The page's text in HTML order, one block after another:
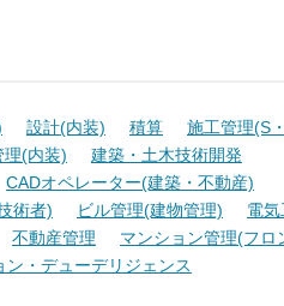
設計(内装) 積算
施工管理(S
理(内装)
建築・土木技術開発
CADオペレーター(建築・不動産)
術者) ビル管理(建物管理)
電
不動産管理
マンション管理(フロ
ン・デューデリジェンス